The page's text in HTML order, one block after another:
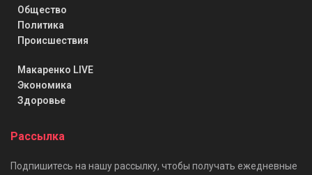
Общество
Политика
Происшествия
Макаренко LIVE
Экономика
Здоровье
Рассылка
Подпишитесь на нашу рассылку, чтобы получать ежедневные